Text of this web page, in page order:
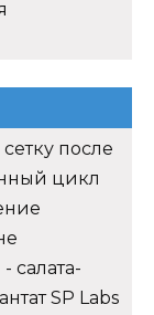
после
цикл
салата-
SP Labs